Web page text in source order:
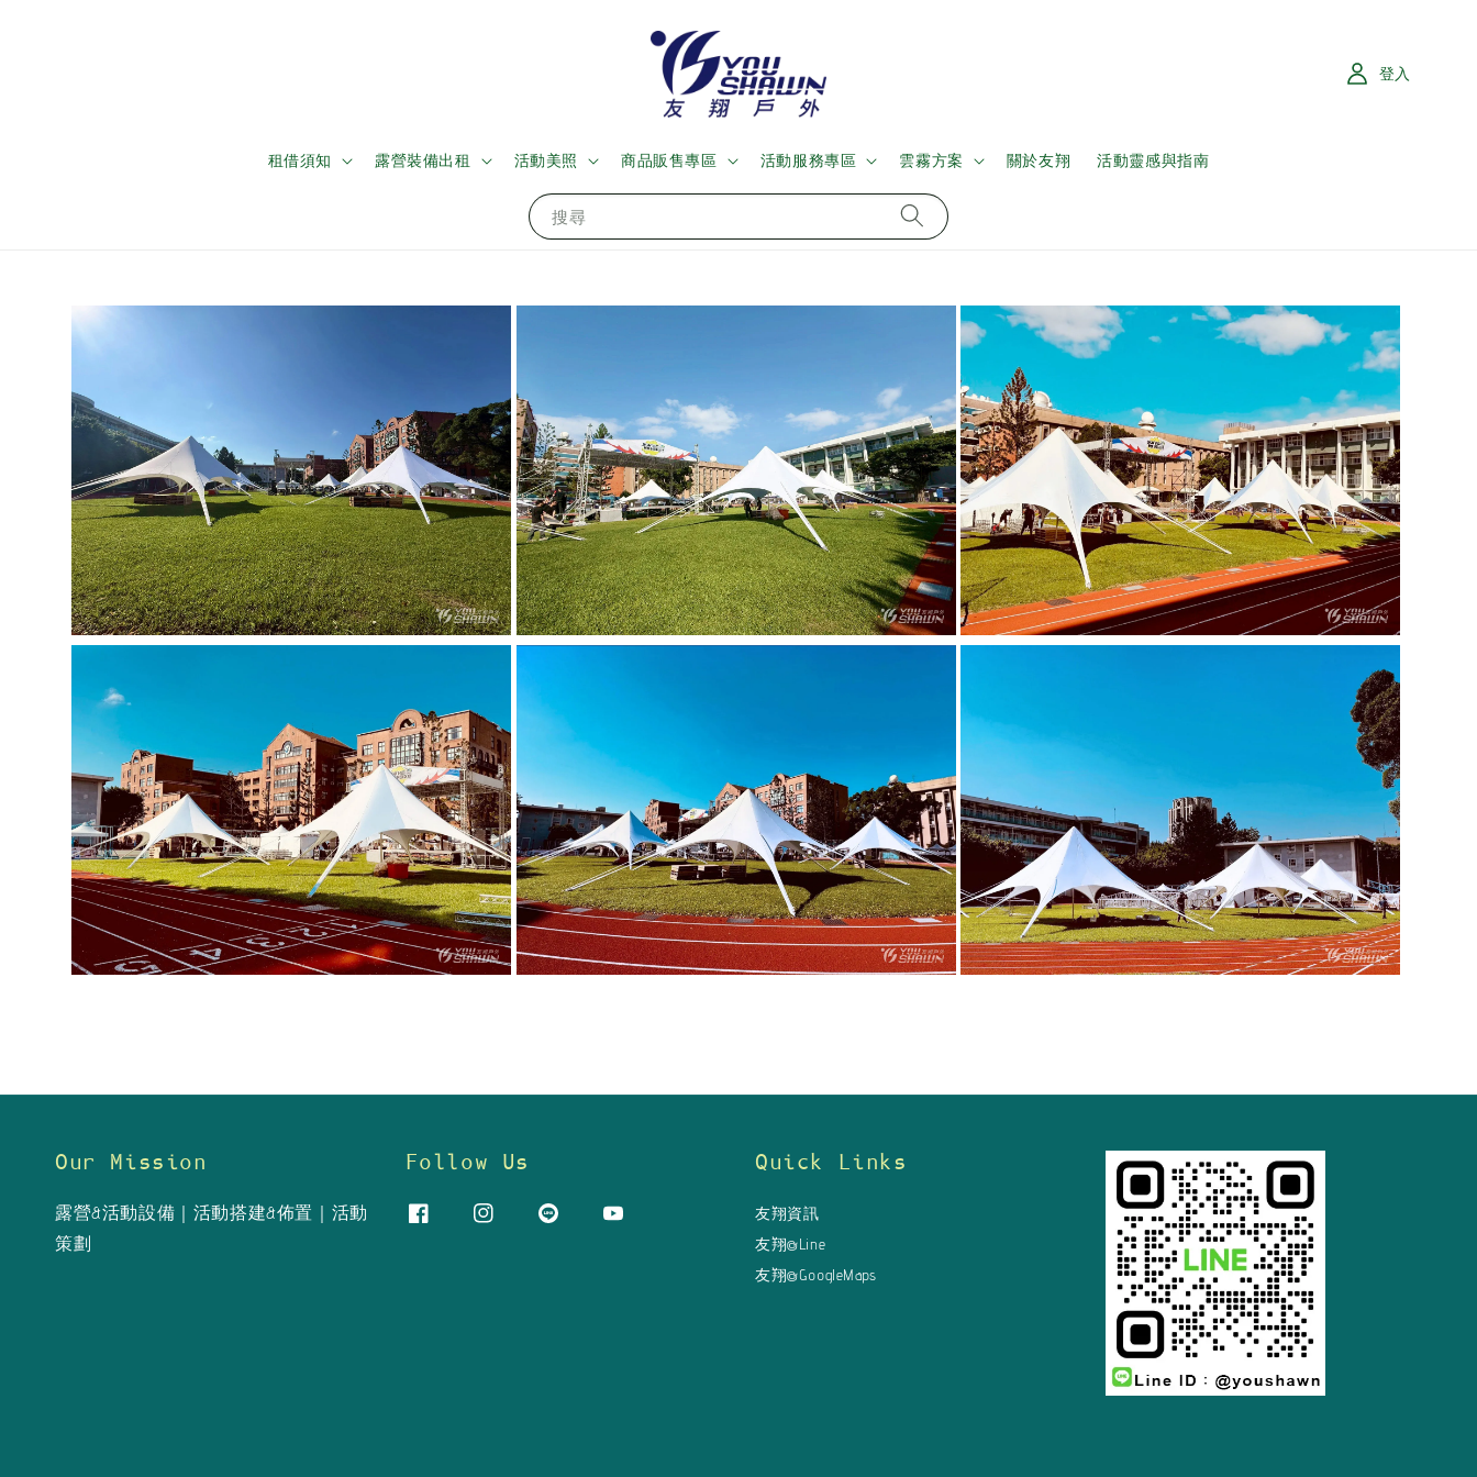
搜尋
租借須知 露營裝備出租 活動美照 商品販售專區 活動服務專區 雲霧方案 關於友翔 活動靈感與指南
登入
Our Mission
露營&活動設備｜活動搭建&佈置｜活動
策劃
Follow Us Quick Links
友翔資訊
友翔@Line
友翔@GoogleMaps